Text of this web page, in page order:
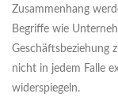
Zusammenhang
Begriffe wie
Geschäftsbeziehung
nicht in jedem Falle
widerspiegeln.